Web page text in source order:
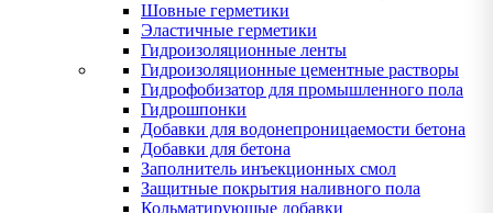
Шовные герметики
Эластичные герметики
Гидроизоляционные ленты
Гидроизоляционные цементные растворы
Гидрофобизатор для промышленного пола
Гидрошпонки
Добавки для водонепроницаемости бетона
Добавки для бетона
Заполнитель инъекционных смол
Защитные покрытия наливного пола
Кольматирующые добавки